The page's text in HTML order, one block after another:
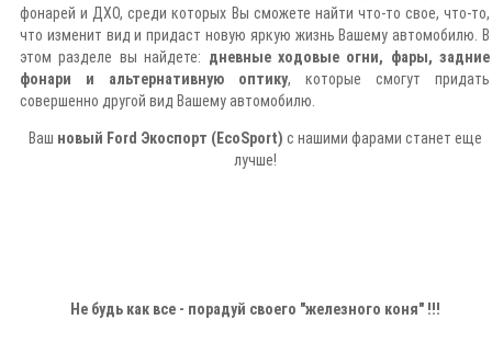
фонарей и ДХО, среди которых Вы сможете найти что-то свое, что-то,
что изменит вид и придаст новую яркую жизнь Вашему автомобилю. В
этом разделе вы найдете: дневные ходовые огни, фары, задние
фонари и альтернативную оптику, которые смогут придать
совершенно другой вид Вашему автомобилю.
Ваш новый Ford Экоспорт (EcoSport) с нашими фарами станет еще
лучше!
Не будь как все - порадуй своего "железного коня" !!!